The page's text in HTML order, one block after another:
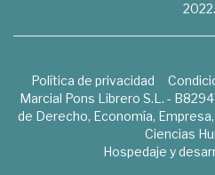
2022.
Política de privacidad
Marcial Pons Librero S.L. -
de Derecho, Economía,
Ciencias
Hospedaje y